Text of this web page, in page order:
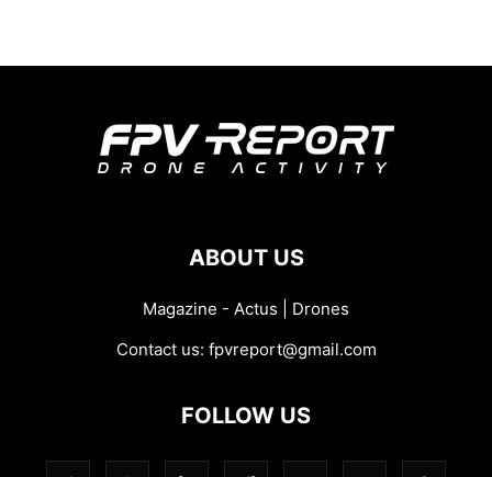
ABOUT US
Magazine - Actus | Drones
Contact us: fpvreport@gmail.com
FOLLOW US